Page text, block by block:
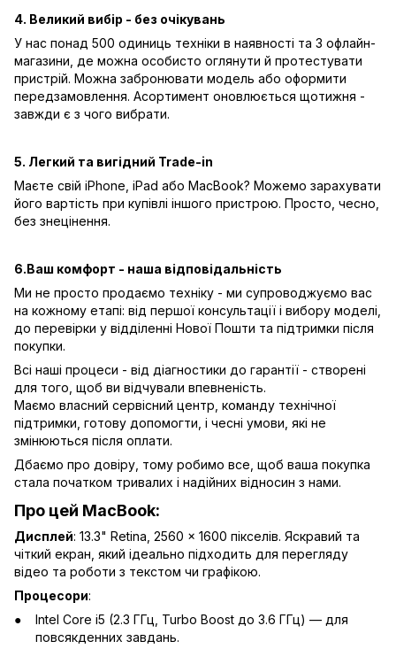
4. Великий вибір - без очікувань
У нас понад 500 одиниць техніки в наявності та 3 офлайн-
магазини, де можна особисто оглянути й протестувати
пристрій. Можна забронювати модель або оформити
передзамовлення. Асортимент оновлюється щотижня -
завжди є з чого вибрати.
5. Легкий та вигідний Trade-in
Маєте свій iPhone, iPad або MacBook? Можемо зарахувати
його вартість при купівлі іншого пристрою. Просто, чесно,
без знецінення.
6.Ваш комфорт - наша відповідальність
Ми не просто продаємо техніку - ми супроводжуємо вас
на кожному етапі: від першої консультації і вибору моделі,
до перевірки у відділенні Нової Пошти та підтримки після
покупки.
Всі наші процеси - від діагностики до гарантії - створені
для того, щоб ви відчували впевненість.
Маємо власний сервісний центр, команду технічної
підтримки, готову допомогти, і чесні умови, які не
змінюються після оплати.
Дбаємо про довіру, тому робимо все, щоб ваша покупка
стала початком тривалих і надійних відносин з нами.
Про цей MacBook:
Дисплей: 13.3" Retina, 2560 x 1600 пікселів. Яскравий та
чіткий екран, який ідеально підходить для перегляду
відео та роботи з текстом чи графікою.
Процесори:
Intel Core i5 (2.3 ГГц, Turbo Boost до 3.6 ГГц) — для
повсякденних завдань.